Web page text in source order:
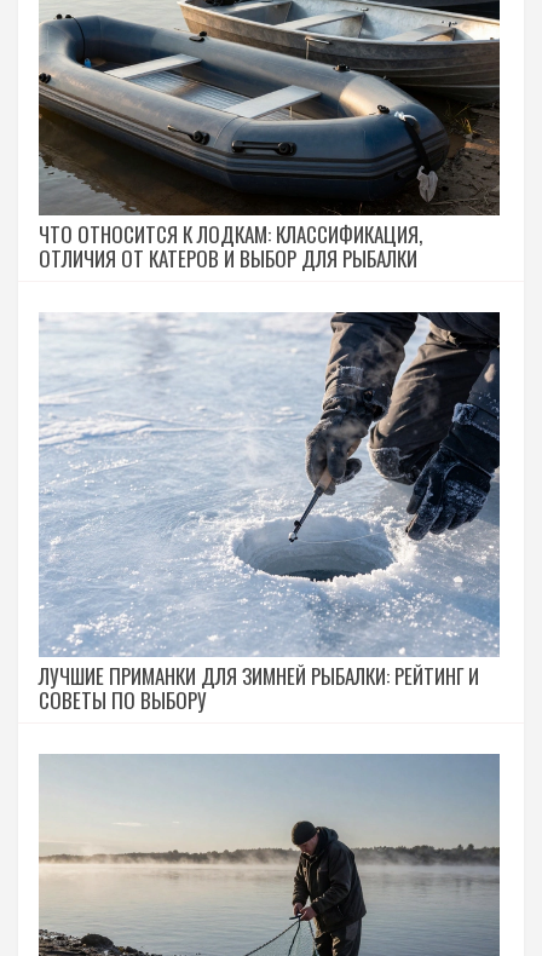
ЧТО ОТНОСИТСЯ К ЛОДКАМ: КЛАССИФИКАЦИЯ,
ОТЛИЧИЯ ОТ КАТЕРОВ И ВЫБОР ДЛЯ РЫБАЛКИ
ЛУЧШИЕ ПРИМАНКИ ДЛЯ ЗИМНЕЙ РЫБАЛКИ: РЕЙТИНГ И
СОВЕТЫ ПО ВЫБОРУ